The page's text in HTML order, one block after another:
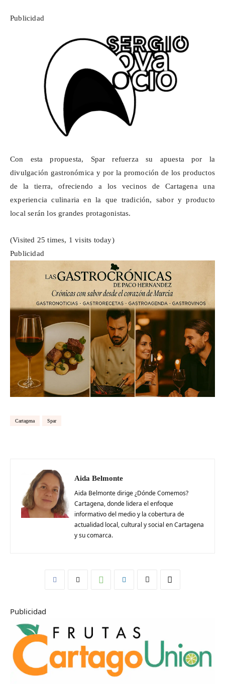
Publicidad
Con esta propuesta, Spar refuerza su apuesta por la
divulgación gastronómica y por la promoción de los productos
de la tierra, ofreciendo a los vecinos de Cartagena una
experiencia culinaria en la que tradición, sabor y producto
local serán los grandes protagonistas.
(Visited 25 times, 1 visits today)
Publicidad
Cartagena Spar
Aida Belmonte
Aida Belmonte dirige ¿Dónde Comemos?
Cartagena, donde lidera el enfoque
informativo del medio y la cobertura de
actualidad local, cultural y social en Cartagena
y su comarca.
Publicidad